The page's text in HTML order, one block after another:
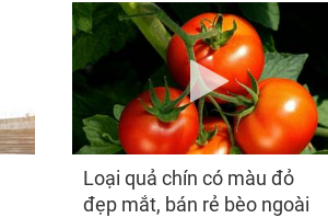
Loại quả chín có màu đỏ
đẹp mắt, bán rẻ bèo ngoài